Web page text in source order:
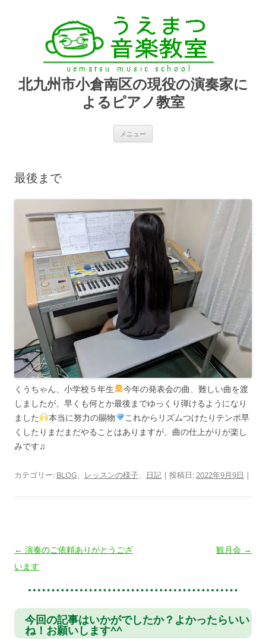
北九州市小倉南区の現役の演奏家に
よるピアノ教室
メニュー
最後まで
くうちゃん、小学校５年生
今年の発表会の曲、難しい曲を渡
しましたが、早くも何とか最後までゆっくり弾けるようになり
ました
本当に努力の賜物
これからリズムつけたりテンポ早
くしたりまだまだやることはありますが、曲の仕上がりが楽し
みです♫
カテゴリー: BLOG、 レッスンの様子、 日記 | 投稿日:2022年9月9日 |
投
稿
ゲ
ー
← 演奏のご依頼ありがとうござ
います
観月会 →
今回の記事はいかがでしたか？よかったらいい
ね！お願いします^^